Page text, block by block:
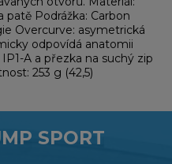
patě Podrážka: Carbon
Overcurve: asymetrická
odpovídá anatomii
A a přezka na suchý zip
253 g (42,5)
SPORT